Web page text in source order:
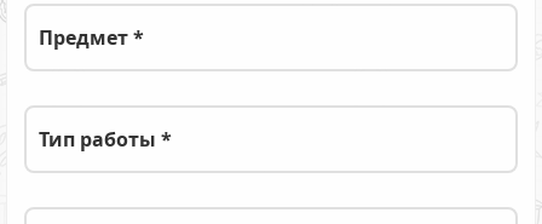
Предмет *
Тип работы *